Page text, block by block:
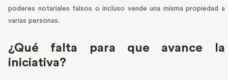
poderes notariales falsos o incluso vende una misma propiedad a
varias personas.
¿Qué falta para que avance la
iniciativa?